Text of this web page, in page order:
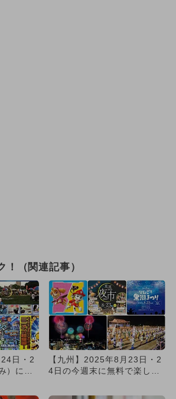
！（関連記事）
24日・2
）に無
【九州】2025年8月23日・2
4日の今週末に無料で楽しめ